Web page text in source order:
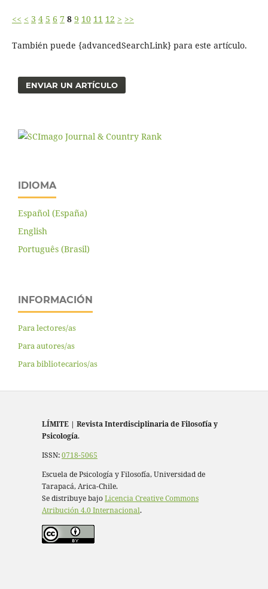
<< < 3 4 5 6 7 8 9 10 11 12 > >>
También puede {advancedSearchLink} para este artículo.
ENVIAR UN ARTÍCULO
IDIOMA
Español (España)
English
Português (Brasil)
INFORMACIÓN
Para lectores/as
Para autores/as
Para bibliotecarios/as
LÍMITE | Revista Interdisciplinaria de Filosofía y
Psicología.
ISSN:0718-5065
Escuela de Psicología y Filosofía, Universidad de
Tarapacá, Arica-Chile.
Se distribuye bajoLicencia Creative Commons
Atribución 4.0 Internacional.